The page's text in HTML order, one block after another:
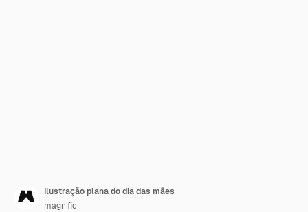
Ilustração plana do dia das mães
magnific